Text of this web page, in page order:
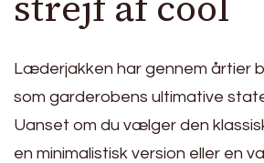
Læderjakken har gennem årtier
som garderobens ultimative
Uanset om du vælger den
en minimalistisk version eller en